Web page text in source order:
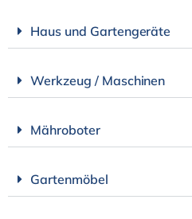
Haus und Gartengeräte
Werkzeug / Maschinen
Mähroboter
Gartenmöbel